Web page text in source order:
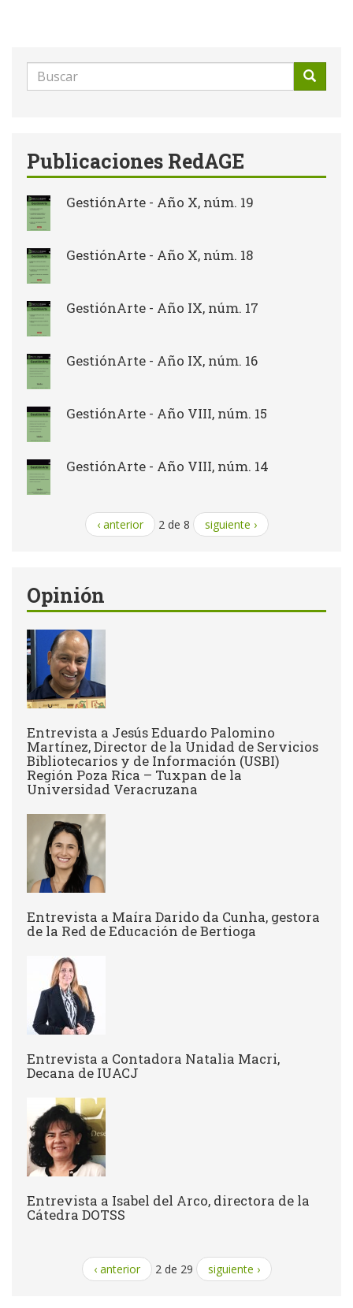
Formulario
de
Publicaciones RedAGE
GestiónArte - Año X, núm. 19
GestiónArte - Año X, núm. 18
GestiónArte - Año IX, núm. 17
GestiónArte - Año IX, núm. 16
GestiónArte - Año VIII, núm. 15
GestiónArte - Año VIII, núm. 14
‹ anterior 2 de 8 siguiente ›
Opinión
Entrevista a Jesús Eduardo Palomino
Martínez, Director de la Unidad de Servicios
Bibliotecarios y de Información (USBI)
Región Poza Rica – Tuxpan de la
Universidad Veracruzana
Entrevista a ​Maíra Darido da Cunha, gestora
de la Red de Educación de Bertioga
Entrevista a Contadora Natalia Macri,
Decana de IUACJ
Entrevista a Isabel del Arco, directora de la
Cátedra DOTSS
‹ anterior 2 de 29 siguiente ›